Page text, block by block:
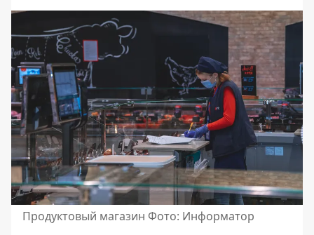
Продуктовый магазин Фото: Информатор